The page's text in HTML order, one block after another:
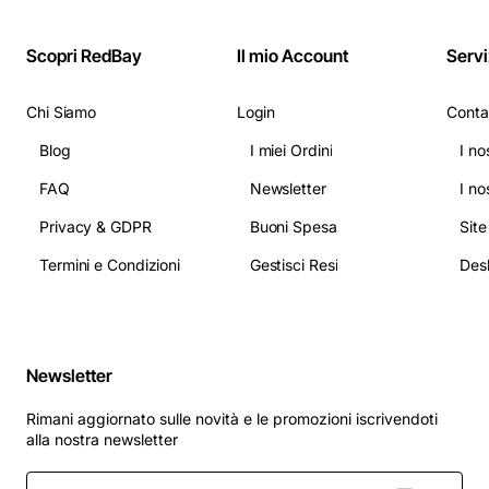
Scopri RedBay
Chi Siamo
Blog
FAQ
Privacy & GDPR
Termini e Condizioni
Il mio Account
Login
I miei Ordini
Newsletter
Buoni Spesa
Gestisci Resi
I
I
Newsletter
Rimani aggiornato sulle novità e le promozioni iscrivendoti
alla nostra newsletter
Inserisci